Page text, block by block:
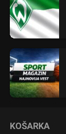
KOŠARKA